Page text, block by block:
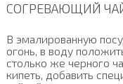
СОГРЕВАЮЩИЙ
В эмалированную
огонь, в воду
столько же черного
кипеть, добавить